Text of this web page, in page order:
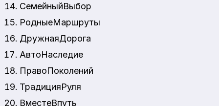
СемейныйВыбор
РодныеМаршруты
ДружнаяДорога
АвтоНаследие
ПравоПоколений
ТрадицияРуля
ВместеВпуть